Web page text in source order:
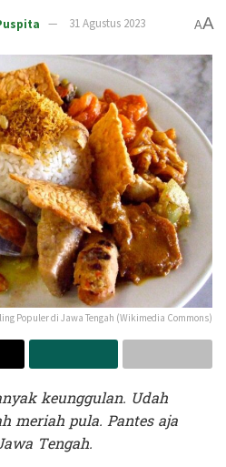
31 Agustus 2023 AA
Populer di Jawa Tengah (Wikimedia Commons)
keunggulan. Udah
meriah pula. Pantes aja
Tengah.